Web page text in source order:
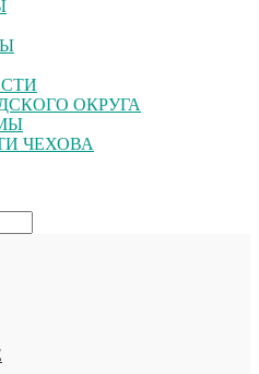
ОКРУГА
ЧЕХОВА